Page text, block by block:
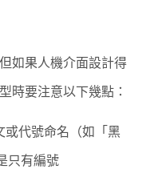
果人機介面設計得
時要注意以下幾點：
或代號命名（如「黑
只有編號